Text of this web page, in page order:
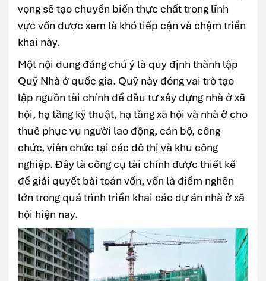
vọng sẽ tạo chuyển biến thực chất trong lĩnh
vực vốn được xem là khó tiếp cận và chậm triển
khai này.
Một nội dung đáng chú ý là quy định thành lập
Quỹ Nhà ở quốc gia. Quỹ này đóng vai trò tạo
lập nguồn tài chính để đầu tư xây dựng nhà ở xã
hội, hạ tầng kỹ thuật, hạ tầng xã hội và nhà ở cho
thuê phục vụ người lao động, cán bộ, công
chức, viên chức tại các đô thị và khu công
nghiệp. Đây là công cụ tài chính được thiết kế
để giải quyết bài toán vốn, vốn là điểm nghẽn
lớn trong quá trình triển khai các dự án nhà ở xã
hội hiện nay.